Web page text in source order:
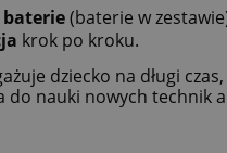
baterie(baterie w
krok po kroku.
dziecko na długi
do nauki nowych technik